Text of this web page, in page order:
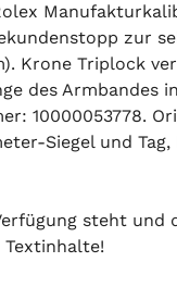
zur
Krone Triplock
des Armbandes
10000053778.
Siegel und Tag,
steht und